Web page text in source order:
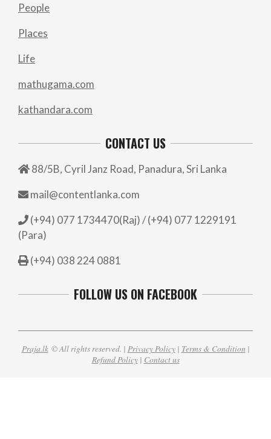
People
Places
Life
mathugama.com
kathandara.com
CONTACT US
88/5B, Cyril Janz Road, Panadura, Sri Lanka
mail@contentlanka.com
(+94) 077 1734470(Raj) / (+94) 077 1229191
(Para)
(+94) 038 224 0881
FOLLOW US ON FACEBOOK
Praja.lk© All rights reserved. | Privacy Policy| Terms & Condition |
Refund Policy| Contact us